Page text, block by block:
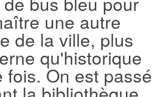
une autre
de la ville, plus
qu'historique
fois. On est passé